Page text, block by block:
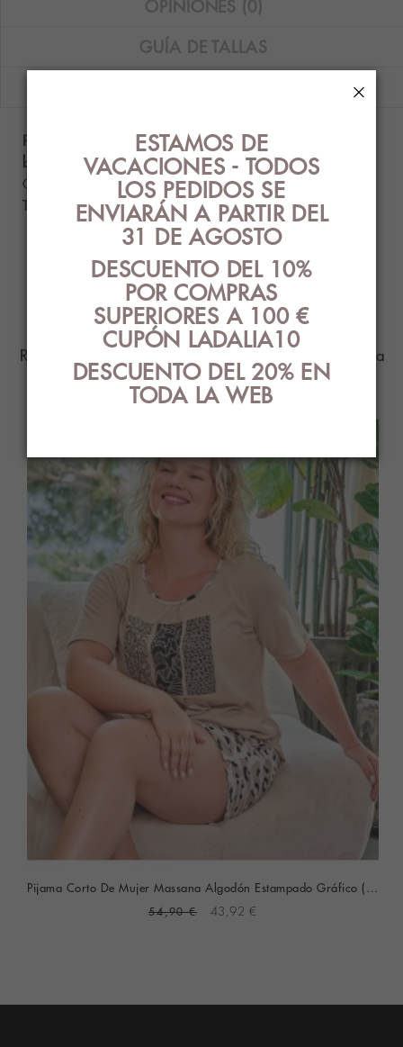
OPINIONES (0)
GUÍA DE TALLAS
Pijama de mujer corto Massana con topos en color
blanco.
Composición: 65% poliéster - 35% viscosa.
Tallas disponibles: M y L.
PRODUCTOS
RELACIONADOS
Ropa Interior con el mejor diseño y estilo para
ti
Pijama Corto De Mujer Massana Algodón Estampado Gráfico (Piedra)
54,90 € 43,92 €
ESTAMOS DE
VACACIONES - TODOS
LOS PEDIDOS SE
ENVIARÁN A PARTIR DEL
31 DE AGOSTO
DESCUENTO DEL 10%
POR COMPRAS
SUPERIORES A 100 €
CUPÓN LADALIA10
DESCUENTO DEL 20% EN
TODA LA WEB
×